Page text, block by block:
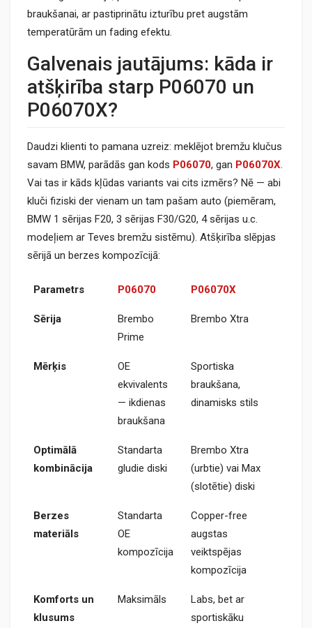
braukšanai, ar pastiprinātu izturību pret augstām
temperatūrām un fading efektu.
Galvenais jautājums: kāda ir
atšķirība starp P06070 un
P06070X?
Daudzi klienti to pamana uzreiz: meklējot bremžu klučus
savam BMW, parādās gan kods P06070, gan P06070X
Vai tas ir kāds kļūdas variants vai cits izmērs? Nē — abi
kluči fiziski der vienam un tam pašam auto (piemēram,
BMW 1 sērijas F20, 3 sērijas F30/G20, 4 sērijas u.c.
modeļiem ar Teves bremžu sistēmu). Atšķirība slēpjas
sērijā un berzes kompozīcijā:
Parametrs P06070 P06070X
Sērija
Brembo
Prime
Brembo Xtra
Mērķis
OE
ekvivalents
— ikdienas
braukšana
Sportiska
braukšana,
dinamisks stils
Optimālā
kombinācija
Standarta
gludie diski
Brembo Xtra
(urbtie) vai Max
(slotētie) diski
Berzes
materiāls
Standarta
OE
kompozīcija
Copper-free
augstas
veiktspējas
kompozīcija
Komforts un
klusums
Maksimāls
Labs, bet ar
sportiskāku